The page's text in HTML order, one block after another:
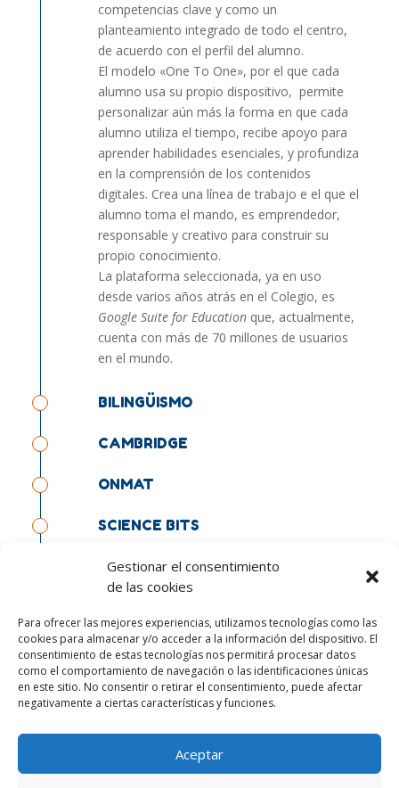
Gestionar el consentimiento
de las cookies
Para ofrecer las mejores experiencias, utilizamos tecnologías como las
cookies para almacenar y/o acceder a la información del dispositivo. El
consentimiento de estas tecnologías nos permitirá procesar datos
como el comportamiento de navegación o las identificaciones únicas
en este sitio. No consentir o retirar el consentimiento, puede afectar
negativamente a ciertas características y funciones.
Aceptar
competencias clave y como un
planteamiento integrado de todo el centro,
de acuerdo con el perfil del alumno.
El modelo «One To One», por el que cada
alumno usa su propio dispositivo, permite
personalizar aún más la forma en que cada
alumno utiliza el tiempo, recibe apoyo para
aprender habilidades esenciales, y profundiza
en la comprensión de los contenidos
digitales. Crea una línea de trabajo e el que el
alumno toma el mando, es emprendedor,
responsable y creativo para construir su
propio conocimiento.
La plataforma seleccionada, ya en uso
desde varios años atrás en el Colegio, es
Google Suite for Educationque, actualmente,
cuenta con más de 70 millones de usuarios
en el mundo.
BILINGÜISMO
CAMBRIDGE
ONMAT
SCIENCE BITS
TUTORÍA
PERFIL DE SALIDA DEL ALUMNO
Y MUCHO MÁS: